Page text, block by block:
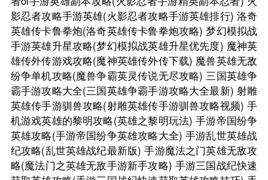
影忍者攻略手游英雄(火影忍者攻略手游英雄排行) 洛奇
英雄传卡鲁拳炮(洛奇英雄传卡鲁拳炮攻略) 梦幻模拟战
手游英雄升星攻略(梦幻模拟战英雄升星优先度) 魔神英
雄传外传游戏攻略(魔神英雄传外传下载) 魔兽英雄无敌
纷争单机攻略(魔兽争霸英灵传说无尽攻略) 三国英雄争
霸手游攻略大全(三国英雄争霸手游攻略大全最新) 射雕
英雄传手游驯兽攻略(射雕英雄传手游驯兽攻略视频) 手
机游戏英雄的黎明攻略(英雄之黎明玩法) 手游帝国纷争
英雄攻略(手游帝国纷争英雄攻略大全) 手游乱世英雄战
纪攻略(乱世英雄战纪最新版) 手游魔法之门英雄无敌攻
略(魔法门之英雄无敌手游新手攻略) 手游三国战纪快速